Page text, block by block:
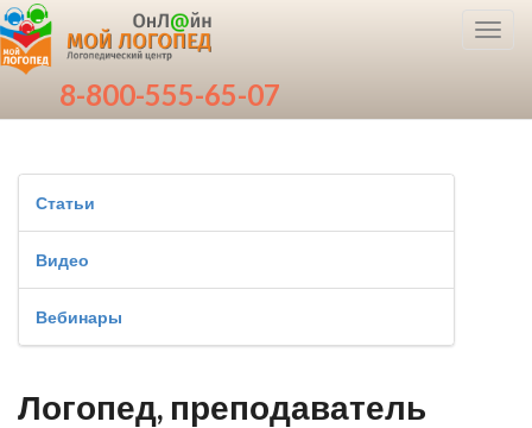
8-800-555-65-07
Статьи
Видео
Вебинары
Логопед, преподаватель